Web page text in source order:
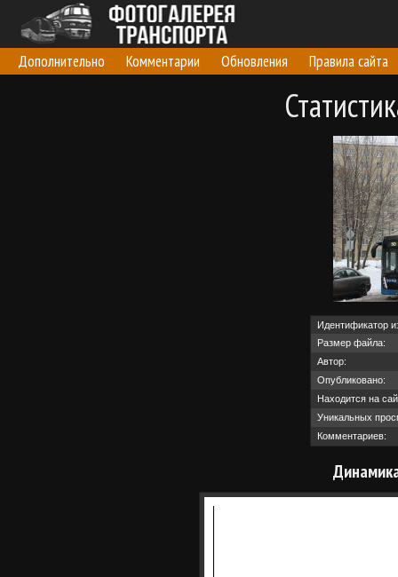
Дополнительно Комментарии Обновления Правила сайта
Идентификатор
Размер файла:
Автор:
Опубликовано:
Находится на
Уникальных
Комментариев: